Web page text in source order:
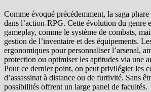
Comme évoqué précédemment, la saga
dans l’action-RPG. Cette évolution du genre
gameplay, comme le système de combats,
gestion de l’inventaire et des équipements.
ergonomiques pour personnaliser l’arsenal,
protection ou optimiser les aptitudes via une
Pour ce dernier point, on peut privilégier les
d’assassinat à distance ou de furtivité. Sans
possibilités offrent un large panel de facultés.